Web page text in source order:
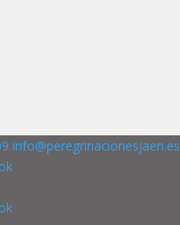
info@peregrinacionesjaen.es